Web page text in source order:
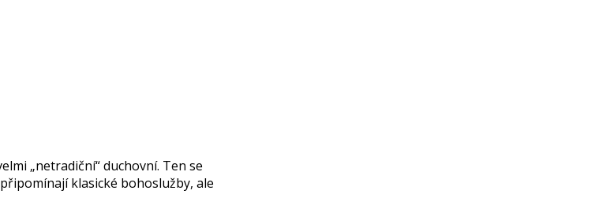
„netradiční“ duchovní. Ten se
klasické bohoslužby, ale